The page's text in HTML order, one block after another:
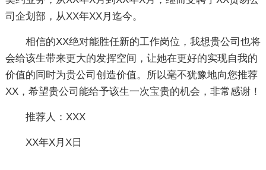
司企划部，从XX年XX月迄今。
相信的XX绝对能胜任新的工作岗位，我想贵公司也将
会给该生带来更大的发挥空间，让她在更好的实现自我的
价值的同时为贵公司创造价值。所以毫不犹豫地向您推荐
XX，希望贵公司能给予该生一次宝贵的机会，非常感谢！
推荐人：XXX
XX年X月X日